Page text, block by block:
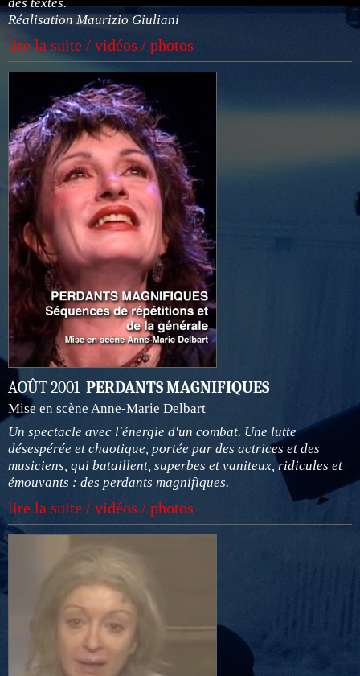
Réalisation Maurizio Giuliani
lire la suite / vidéos / photos
AOÛT 2001 PERDANTS MAGNIFIQUES
Mise en scène Anne-Marie Delbart
Un spectacle avec l'énergie d'un combat. Une lutte
désespérée et chaotique, portée par des actrices et des
musiciens, qui bataillent, superbes et vaniteux, ridicules et
émouvants : des perdants magnifiques.
lire la suite / vidéos / photos